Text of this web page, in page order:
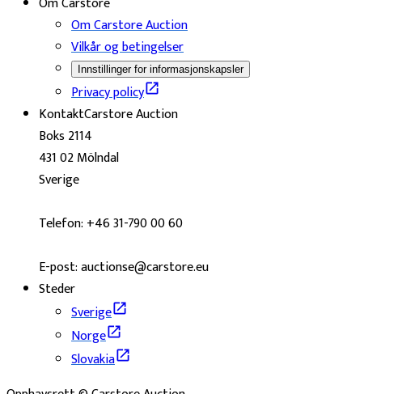
Om Carstore Auction
Vilkår og betingelser
Innstillinger for informasjonskapsler
Privacy policy
KontaktCarstore Auction
Boks 2114
431 02 Mölndal
Sverige
Telefon: +46 31-790 00 60
E-post: auctionse@carstore.eu
Steder
Sverige
Norge
Slovakia